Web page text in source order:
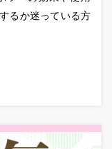
るか迷っている方